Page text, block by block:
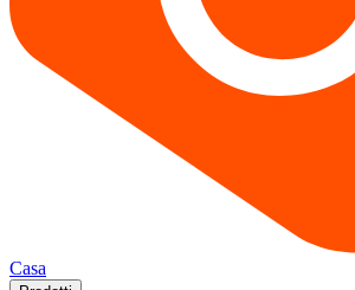
Casa